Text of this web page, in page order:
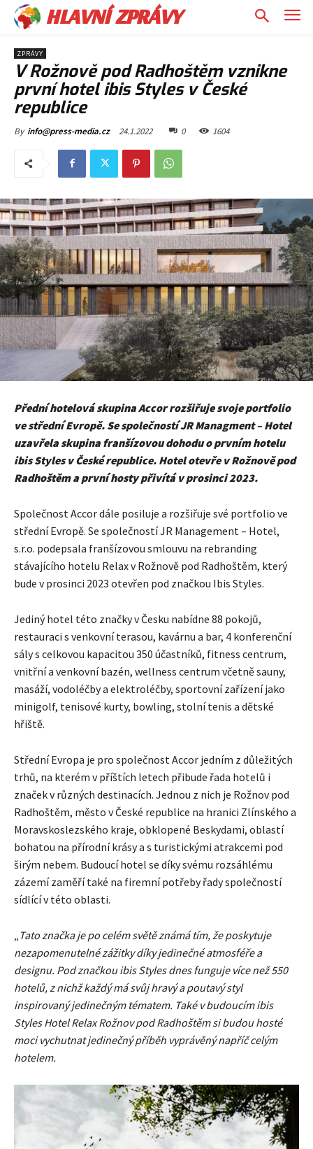
HLAVNÍ ZPRÁVY
ZPRÁVY
V Rožnově pod Radhoštěm vznikne
první hotel ibis Styles v České
republice
By info@press-media.cz 24.1.2022 0 1604
Přední hotelová skupina Accor rozšiřuje svoje portfolio
ve střední Evropě. Se společností JR Managment – Hotel
uzavřela skupina franšízovou dohodu o prvním hotelu
ibis Styles v České republice. Hotel otevře v Rožnově pod
Radhoštěm a první hosty přivítá v prosinci 2023.
Společnost Accor dále posiluje a rozšiřuje své portfolio ve
střední Evropě. Se společností JR Management – Hotel,
s.r.o. podepsala franšízovou smlouvu na rebranding
stávajícího hotelu Relax v Rožnově pod Radhoštěm, který
bude v prosinci 2023 otevřen pod značkou Ibis Styles.
Jediný hotel této značky v Česku nabídne 88 pokojů,
restauraci s venkovní terasou, kavárnu a bar, 4 konferenční
sály s celkovou kapacitou 350 účastníků, fitness centrum,
vnitřní a venkovní bazén, wellness centrum včetně sauny,
masáží, vodoléčby a elektroléčby, sportovní zařízení jako
minigolf, tenisové kurty, bowling, stolní tenis a dětské
hřiště.
Střední Evropa je pro společnost Accor jedním z důležitých
trhů, na kterém v příštích letech přibude řada hotelů i
značek v různých destinacích. Jednou z nich je Rožnov pod
Radhoštěm, město v České republice na hranici Zlínského a
Moravskoslezského kraje, obklopené Beskydami, oblastí
bohatou na přírodní krásy a s turistickými atrakcemi pod
širým nebem. Budoucí hotel se díky svému rozsáhlému
zázemí zaměří také na firemní potřeby řady společností
sídlící v této oblasti.
Tato značka je po celém světě známá tím, že poskytuje
nezapomenutelné zážitky díky jedinečné atmosféře a
designu. Pod značkou ibis Styles dnes funguje více než 550
hotelů, z nichž každý má svůj hravý a poutavý styl
inspirovaný jedinečným tématem. Také v budoucím ibis
Styles Hotel Relax Rožnov pod Radhoštěm si budou hosté
moci vychutnat jedinečný příběh vyprávěný napříč celým
hotelem.